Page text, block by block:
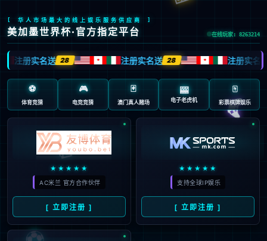
404
页面未找到
抱歉…您访问的地址不存在